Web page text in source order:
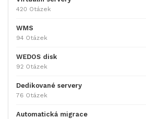
420 Otázek
WMS
94 Otázek
WEDOS disk
92 Otázek
Dedikované servery
76 Otázek
Automatická migrace